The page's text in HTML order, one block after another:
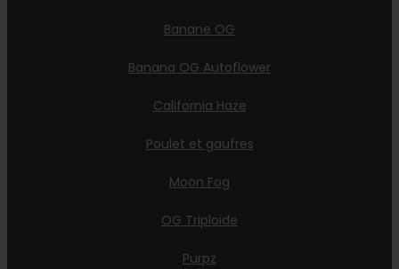
Banane OG
Banana OG Autoflower
California Haze
Poulet et gaufres
Moon Fog
OG Triploïde
Purpz